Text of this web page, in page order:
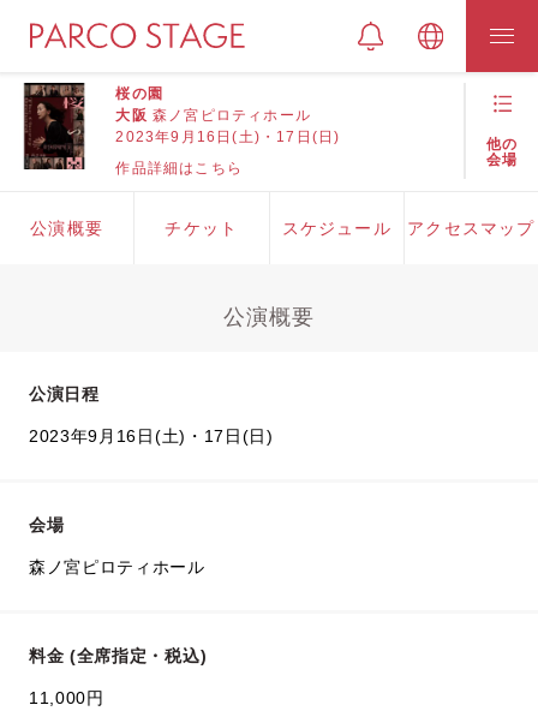
桜の園
大阪 森ノ宮ピロティホール
2023年9月16日(土)・17日(日)
作品詳細はこちら
他の
会場
公演概要 チケット スケジュール アクセスマップ
公演概要
公演日程
2023年9月16日(土)・17日(日)
会場
森ノ宮ピロティホール
料金 (全席指定・税込)
11,000円